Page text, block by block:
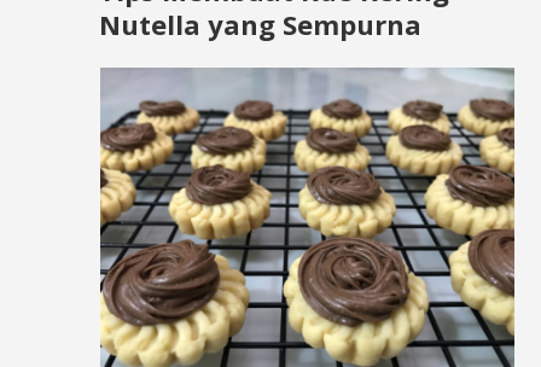
Nutella yang Sempurna